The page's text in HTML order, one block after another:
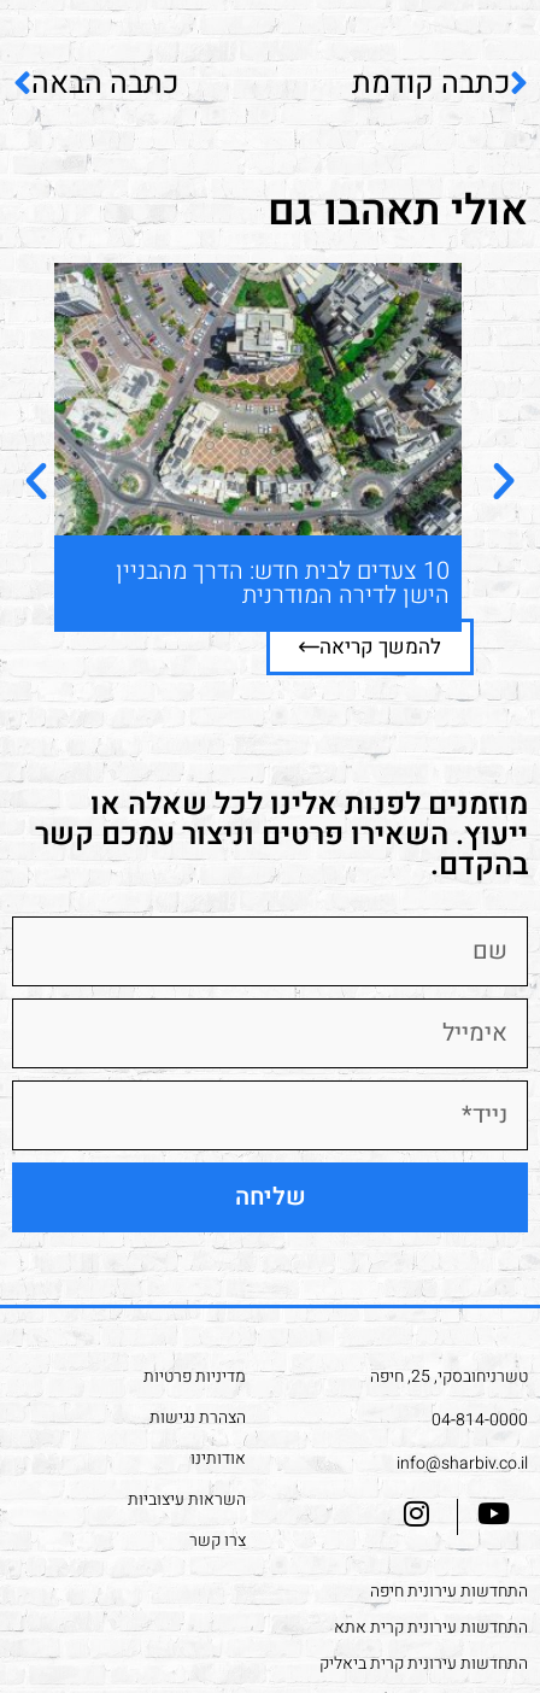
כתבה קודמת כתבה הבאה
אולי תאהבו גם
10 צעדים לבית חדש: הדרך מהבניין
הישן לדירה המודרנית
להמשך קריאה
מוזמנים לפנות אלינו לכל שאלה או
ייעוץ. השאירו פרטים וניצור עמכם קשר
בהקדם.
שליחה
טשרניחובסקי, 25, חיפה
04-814-0000
info@sharbiv.co.il
מדיניות פרטיות
הצהרת נגישות
אודותינו
השראות עיצוביות
צרו קשר
התחדשות עירונית חיפה
התחדשות עירונית קרית אתא
התחדשות עירונית קרית ביאליק